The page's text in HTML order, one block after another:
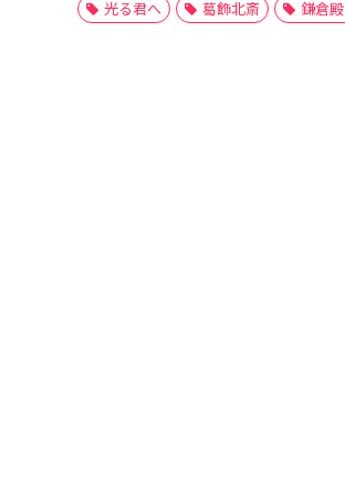
光る君へ 葛飾北斎 鎌倉